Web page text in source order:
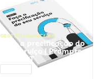
GESTÃO FINANCEIRA
Faça a precificação do
seu serviço | Prompts
ChatGPT